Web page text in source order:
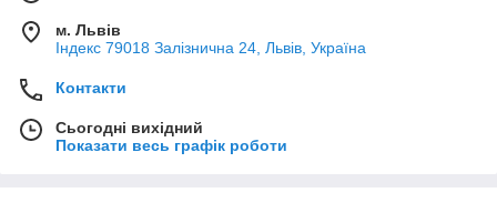
м. Львів
Індекс 79018 Залізнична 24, Львів, Україна
Контакти
Сьогодні вихідний
Показати весь графік роботи